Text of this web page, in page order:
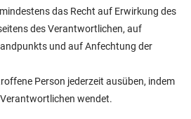
das Recht auf Erwirkung des
des Verantwortlichen, auf
und auf Anfechtung der
Person jederzeit ausüben, indem
wendet.